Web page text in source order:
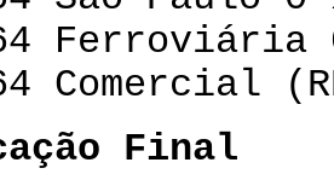
Comercial
Final